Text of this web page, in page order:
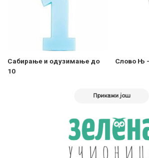
Сабирање и одузимање до
10
Слово Њ
Прикажи још